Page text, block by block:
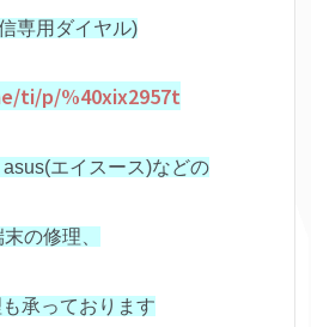
専用ダイヤル)
ti/p/%40xix2957t
エイスース)などの
の修理、
承っております